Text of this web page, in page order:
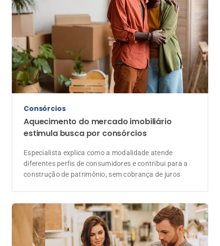
Consórcios
Aquecimento do mercado imobiliário
estimula busca por consórcios
Especialista explica como a modalidade atende
diferentes perfis de consumidores e contribui para a
construção de patrimônio, sem cobrança de juros